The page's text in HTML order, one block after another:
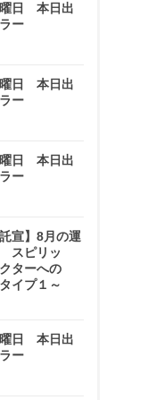
曜日 本日出
ー
曜日 本日出
ー
曜日 本日出
ー
宣】8月の運
スピリッ
ターへの
イプ１～
曜日 本日出
ー